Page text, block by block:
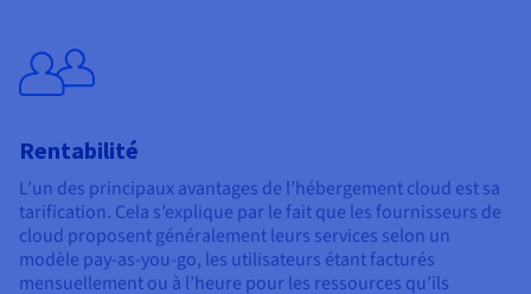
Rentabilité
L’un des principaux avantages de l’hébergement cloud est sa
tarification. Cela s’explique par le fait que les fournisseurs de
cloud proposent généralement leurs services selon un
modèle pay-as-you-go, les utilisateurs étant facturés
mensuellement ou à l’heure pour les ressources qu’ils